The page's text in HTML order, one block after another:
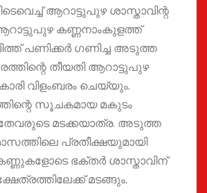
ആറാട്ടുപുഴ ശാസ്താവിന്റ
കണ്ണനാംകുളത്ത്
പണിക്കർ ഗണിച്ച അടുത്ത
തീയതി ആറാട്ടുപുഴ
വിളംബരം ചെയ്യും.
സൂചകമായ മകുടം
തേവരുടെ മടക്കയാത്ര. അടുത്ത
പ്രതീക്ഷയുമായി
ഭക്തർ ശാസ്താവിന്
മടങ്ങും.